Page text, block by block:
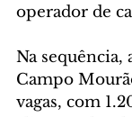
operador de
Na sequência,
Campo
vagas, com